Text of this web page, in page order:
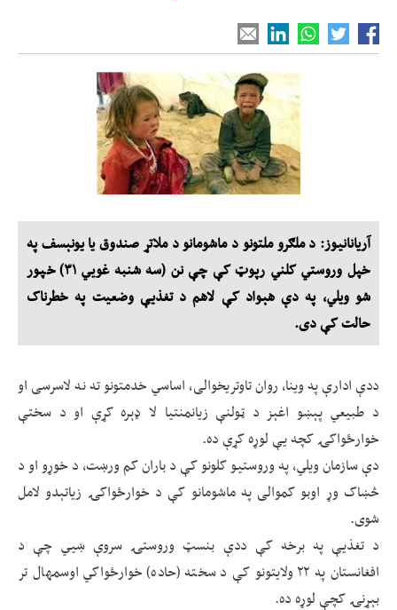
آریانانیوز: د ملګرو ملتونو د ماشومانو د ملاتړ صندوق یا یونېسف په
خپل وروستي کلني رپوټ کې چې نن (سه شنبه غويي ۳۱) خپور
شو ویلي، په دې هېواد کې لاهم د تغذیې وضعیت په خطرناک
حالت کې دی.
ددې ادارې په وینا، روان تاوتریخوالی، اساسي خدمتونو ته نه لاسرسی او
د طبیعي پېښو اغېز د ټولنې زیانمنتیا لا ډېره کړې او د سختې
خوارځواکۍ کچه یې لوړه کړې ده.
دې سازمان ویلي، په وروستیو کلونو کې د باران کم ورښت، د خوړو او د
څښاک وړ اوبو کموالی په ماشومانو کې د خوارځواکۍ زیاتېدو لامل
شوی.
د تغذیې په برخه کې ددې بنسټ وروستۍ سروې ښيي چې د
افغانستان په ۲۲ ولایتونو کې د سخته (حاده) خوارځواکي اوسمهال تر
بېړنۍ کچې لوړه ده.